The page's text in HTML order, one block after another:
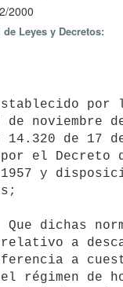
2000
Leyes y Decretos:
por
de noviembre
14.320 de 17
el Decreto
y
Que dichas
a
a
régimen de